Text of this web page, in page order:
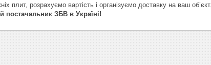
плит, розрахуємо вартість і організуємо доставку на ваш об’єкт.
ЗБВ в Україні!